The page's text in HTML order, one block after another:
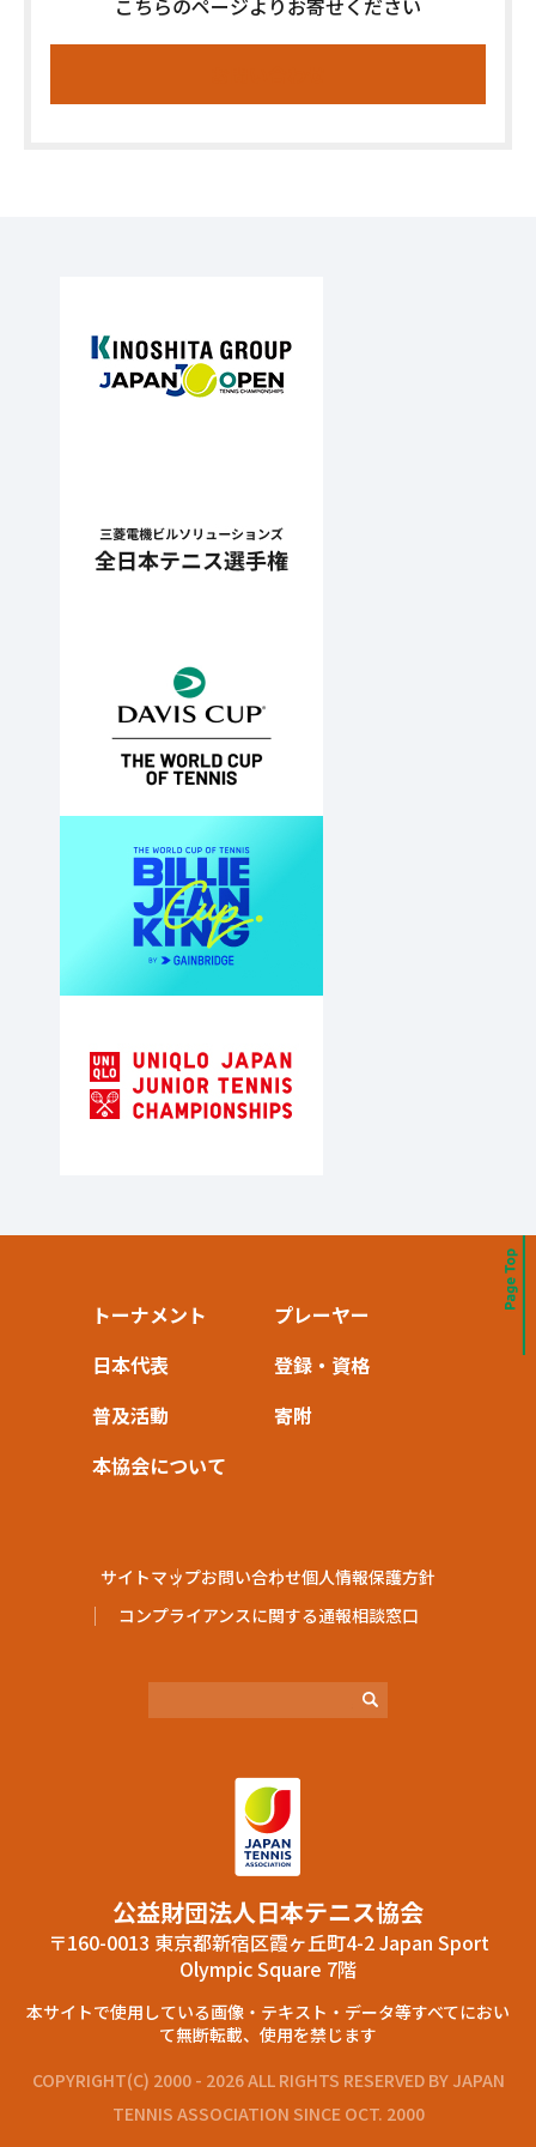
トーナメント
プレーヤー
日本代表
登録・資格
普及活動
寄附
本協会について
サイトマップお問い合わせ個人情報保護方針
コンプライアンスに関する通報相談窓口
公益財団法⼈⽇本テニス協会
〒160-0013 東京都新宿区霞ヶ丘町4-2 Japan Sport
Olympic Square 7階
本サイトで使⽤している画像‧テキスト‧データ等すべてにおい
て無断転載、使⽤を禁じます
COPYRIGHT(C) 2000 - 2026 ALL RIGHTS RESERVED BY JAPAN
TENNIS ASSOCIATION SINCE OCT. 2000